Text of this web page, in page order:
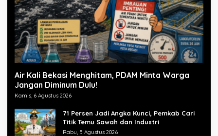
Air Kali Bekasi Menghitam, PDAM Minta Warga
Jangan Diminum Dulu!
Kamis, 6 Agustus 2026
71 Persen Jadi Angka Kunci, Pemkab Cari
Titik Temu Sawah dan Industri
Rabu, 5 Agustus 2026